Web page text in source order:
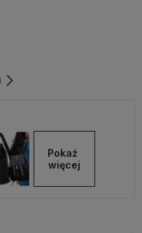
Pokaż
więcej